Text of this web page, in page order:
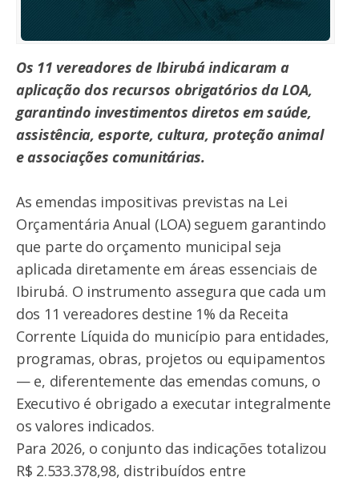
Os 11 vereadores de Ibirubá indicaram a
aplicação dos recursos obrigatórios da LOA,
garantindo investimentos diretos em saúde,
assistência, esporte, cultura, proteção animal
e associações comunitárias.
As emendas impositivas previstas na Lei
Orçamentária Anual (LOA) seguem garantindo
que parte do orçamento municipal seja
aplicada diretamente em áreas essenciais de
Ibirubá. O instrumento assegura que cada um
dos 11 vereadores destine 1% da Receita
Corrente Líquida do município para entidades,
programas, obras, projetos ou equipamentos
— e, diferentemente das emendas comuns, o
Executivo é obrigado a executar integralmente
os valores indicados.
Para 2026, o conjunto das indicações totalizou
R$ 2.533.378,98, distribuídos entre